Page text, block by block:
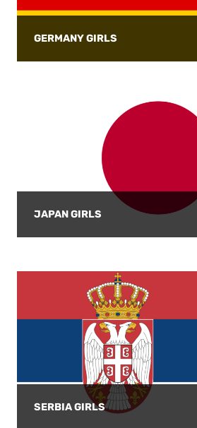
GERMANY GIRLS
JAPAN GIRLS
SERBIA GIRLS